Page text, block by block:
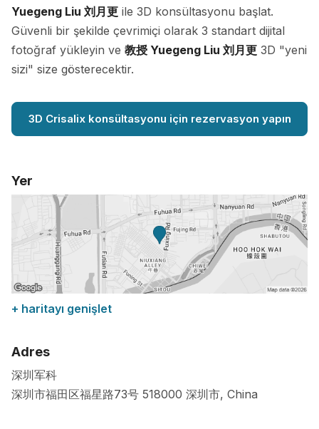
Yuegeng Liu 刘月更 ile 3D konsültasyonu başlat.
Güvenli bir şekilde çevrimiçi olarak 3 standart dijital
fotoğraf yükleyin ve 教授 Yuegeng Liu 刘月更 3D "yeni
sizi" size gösterecektir.
3D Crisalix konsültasyonu için rezervasyon yapın
Yer
+ haritayı genişlet
Adres
深圳军科
深圳市福田区福星路73号 518000 深圳市, China